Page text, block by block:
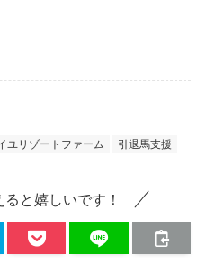
ユリゾートファーム 引退馬支援
と嬉しいです！